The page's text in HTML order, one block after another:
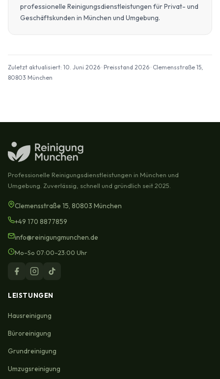
professionelle Reinigungsdienstleistungen für Privat- und
Geschäftskunden in München und Umgebung.
Zuletzt aktualisiert: 10. Juni 2026 · Preisstand 2026 · Clemensstraße 15,
80803 München
Professionelle Reinigungsdienstleistungen in München und
Umgebung. Zuverlässig, schnell und gründlich seit 2025.
Clemensstraße 15, 80803 München
+49 170 8877859
info@reinigungmunchen.de
Mo–So 07:00–23:00 Uhr
LEISTUNGEN
Hausreinigung
Büroreinigung
Grundreinigung
Umzugsreinigung